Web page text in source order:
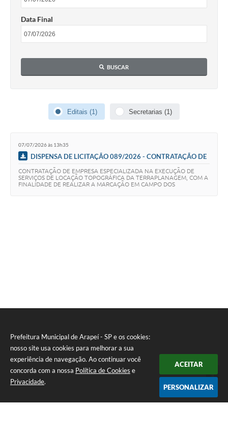
Prefeitura Municipal de Arapeí - SP e os cookies:
nosso site usa cookies para melhorar a sua
experiência de navegação. Ao continuar você
concorda com a nossa Política de Cookies e
Privacidade.
ACEITAR
PERSONALIZAR
Elektro
Audiências Públicas
Contas Públicas
Emprega
Enquete
Data Final
BUSCAR
Editais (1) Secretarias (1)
07/07/2026 às 13h35
DISPENSA DE LICITAÇÃO 089/2026 - CONTRATAÇÃO DE
EMPRESA ESPECIALIZADA NA EXECUÇÃO DE SERVIÇOS DE
LOCAÇÃO TOPOGRÁFICA DA TERRAPLANAGEM, COM A
FINALIDADE DE REALIZAR A MARCAÇÃO EM CAMPO DOS
CONTRATAÇÃO DE EMPRESA ESPECIALIZADA NA EXECUÇÃO DE
SERVIÇOS DE LOCAÇÃO TOPOGRÁFICA DA TERRAPLANAGEM, COM A
FINALIDADE DE REALIZAR A MARCAÇÃO EM CAMPO DOS